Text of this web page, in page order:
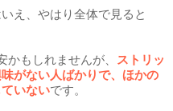
え、やはり全体で見ると
もしれませんが、 ストリッ
がない人ばかりで、ほかの
いないです。